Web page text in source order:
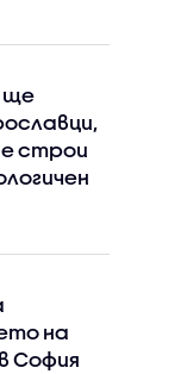
ще
строи
на
София